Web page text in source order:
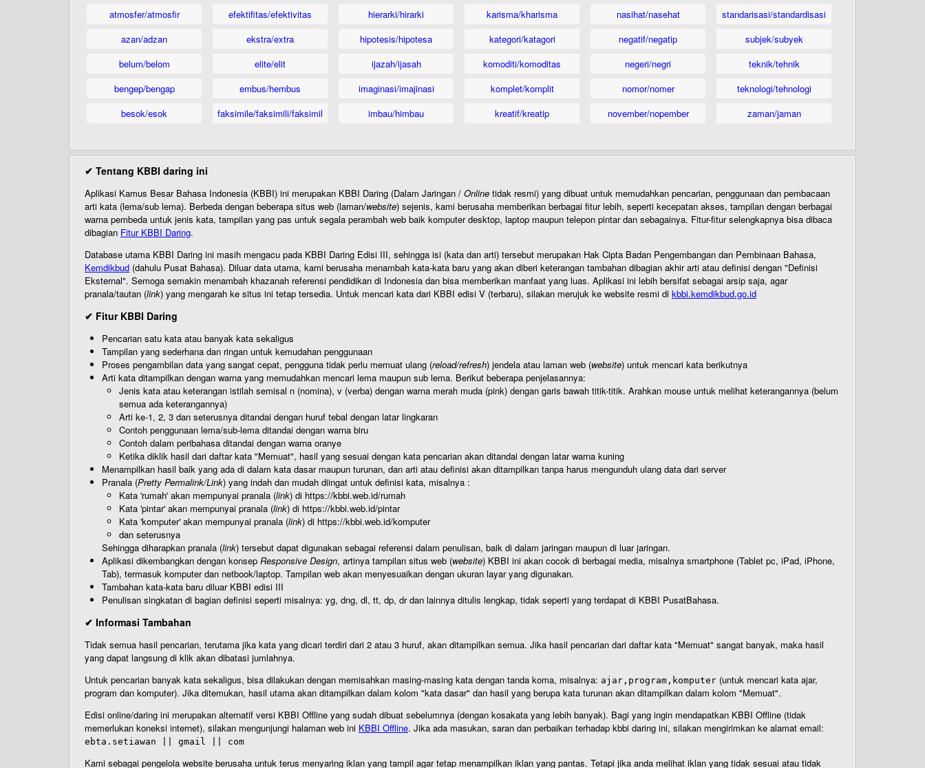
atmosfer/atmosfir
azan/adzan
belum/belom
bengep/bengap
besok/esok
efektifitas/efektivitas
ekstra/extra
elite/elit
embus/hembus
faksimile/faksimili/faksimil
hierarki/hirarki
hipotesis/hipotesa
ijazah/ijasah
imaginasi/imajinasi
imbau/himbau
karisma/kharisma
kategori/katagori
komoditi/komoditas
komplet/komplit
kreatif/kreatip
nasihat/nasehat
negatif/negatip
negeri/negri
nomor/nomer
november/nopember
standarisasi/standardisasi
subjek/subyek
teknik/tehnik
teknologi/tehnologi
zaman/jaman
✔ Tentang KBBI daring ini
Aplikasi Kamus Besar Bahasa Indonesia (KBBI) ini merupakan KBBI Daring (Dalam Jaringan / Online tidak resmi) yang dibuat untuk memudahkan pencarian, penggunaan dan pembacaan
arti kata (lema/sub lema). Berbeda dengan beberapa situs web (laman/website) sejenis, kami berusaha memberikan berbagai fitur lebih, seperti kecepatan akses, tampilan dengan berbagai
warna pembeda untuk jenis kata, tampilan yang pas untuk segala perambah web baik komputer desktop, laptop maupun telepon pintar dan sebagainya. Fitur-fitur selengkapnya bisa dibaca
dibagian Fitur KBBI Daring.
Database utama KBBI Daring ini masih mengacu pada KBBI Daring Edisi III, sehingga isi (kata dan arti) tersebut merupakan Hak Cipta Badan Pengembangan dan Pembinaan Bahasa,
Kemdikbud (dahulu Pusat Bahasa). Diluar data utama, kami berusaha menambah kata-kata baru yang akan diberi keterangan tambahan dibagian akhir arti atau definisi dengan "Definisi
Eksternal". Semoga semakin menambah khazanah referensi pendidikan di Indonesia dan bisa memberikan manfaat yang luas. Aplikasi ini lebih bersifat sebagai arsip saja, agar
pranala/tautan (link) yang mengarah ke situs ini tetap tersedia. Untuk mencari kata dari KBBI edisi V (terbaru), silakan merujuk ke website resmi di kbbi.kemdikbud.go.id
✔ Fitur KBBI Daring
Pencarian satu kata atau banyak kata sekaligus
Tampilan yang sederhana dan ringan untuk kemudahan penggunaan
Proses pengambilan data yang sangat cepat, pengguna tidak perlu memuat ulang (reload/refresh) jendela atau laman web (website) untuk mencari kata berikutnya
Arti kata ditampilkan dengan warna yang memudahkan mencari lema maupun sub lema. Berikut beberapa penjelasannya:
Jenis kata atau keterangan istilah semisal n (nomina), v (verba) dengan warna merah muda (pink) dengan garis bawah titik-titik. Arahkan mouse untuk melihat keterangannya (belum
semua ada keterangannya)
Arti ke-1, 2, 3 dan seterusnya ditandai dengan huruf tebal dengan latar lingkaran
Contoh penggunaan lema/sub-lema ditandai dengan warna biru
Contoh dalam peribahasa ditandai dengan warna oranye
Ketika diklik hasil dari daftar kata "Memuat", hasil yang sesuai dengan kata pencarian akan ditandai dengan latar warna kuning
Menampilkan hasil baik yang ada di dalam kata dasar maupun turunan, dan arti atau definisi akan ditampilkan tanpa harus mengunduh ulang data dari server
Pranala (Pretty Permalink/Link) yang indah dan mudah diingat untuk definisi kata, misalnya :
Kata 'rumah' akan mempunyai pranala (link) di https://kbbi.web.id/rumah
Kata 'pintar' akan mempunyai pranala (link) di https://kbbi.web.id/pintar
Kata 'komputer' akan mempunyai pranala (link) di https://kbbi.web.id/komputer
dan seterusnya
Sehingga diharapkan pranala (link) tersebut dapat digunakan sebagai referensi dalam penulisan, baik di dalam jaringan maupun di luar jaringan.
Aplikasi dikembangkan dengan konsep Responsive Design, artinya tampilan situs web (website) KBBI ini akan cocok di berbagai media, misalnya smartphone (Tablet pc, iPad, iPhone,
Tab), termasuk komputer dan netbook/laptop. Tampilan web akan menyesuaikan dengan ukuran layar yang digunakan.
Tambahan kata-kata baru diluar KBBI edisi III
Penulisan singkatan di bagian definisi seperti misalnya: yg, dng, dl, tt, dp, dr dan lainnya ditulis lengkap, tidak seperti yang terdapat di KBBI PusatBahasa.
✔ Informasi Tambahan
Tidak semua hasil pencarian, terutama jika kata yang dicari terdiri dari 2 atau 3 huruf, akan ditampilkan semua. Jika hasil pencarian dari daftar kata "Memuat" sangat banyak, maka hasil
yang dapat langsung di klik akan dibatasi jumlahnya.
Untuk pencarian banyak kata sekaligus, bisa dilakukan dengan memisahkan masing-masing kata dengan tanda koma, misalnya: ajar,program,komputer (untuk mencari kata ajar,
program dan komputer). Jika ditemukan, hasil utama akan ditampilkan dalam kolom "kata dasar" dan hasil yang berupa kata turunan akan ditampilkan dalam kolom "Memuat".
Edisi online/daring ini merupakan alternatif versi KBBI Offline yang sudah dibuat sebelumnya (dengan kosakata yang lebih banyak). Bagi yang ingin mendapatkan KBBI Offline (tidak
memerlukan koneksi internet), silakan mengunjungi halaman web ini KBBI Offline. Jika ada masukan, saran dan perbaikan terhadap kbbi daring ini, silakan mengirimkan ke alamat email:
ebta.setiawan || gmail || com
Kami sebagai pengelola website berusaha untuk terus menyaring iklan yang tampil agar tetap menampilkan iklan yang pantas. Tetapi jika anda melihat iklan yang tidak sesuai atau tidak